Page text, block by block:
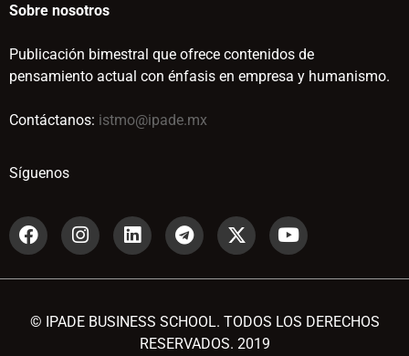
Sobre nosotros
Publicación bimestral que ofrece contenidos de
pensamiento actual con énfasis en empresa y humanismo.
Contáctanos: istmo@ipade.mx
Síguenos
© IPADE BUSINESS SCHOOL. TODOS LOS DERECHOS
RESERVADOS. 2019